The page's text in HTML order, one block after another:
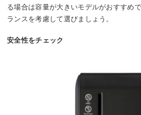
る場合は容量が大きいモデルがおすすめ
ランスを考慮して選びましょう。
安全性をチェック